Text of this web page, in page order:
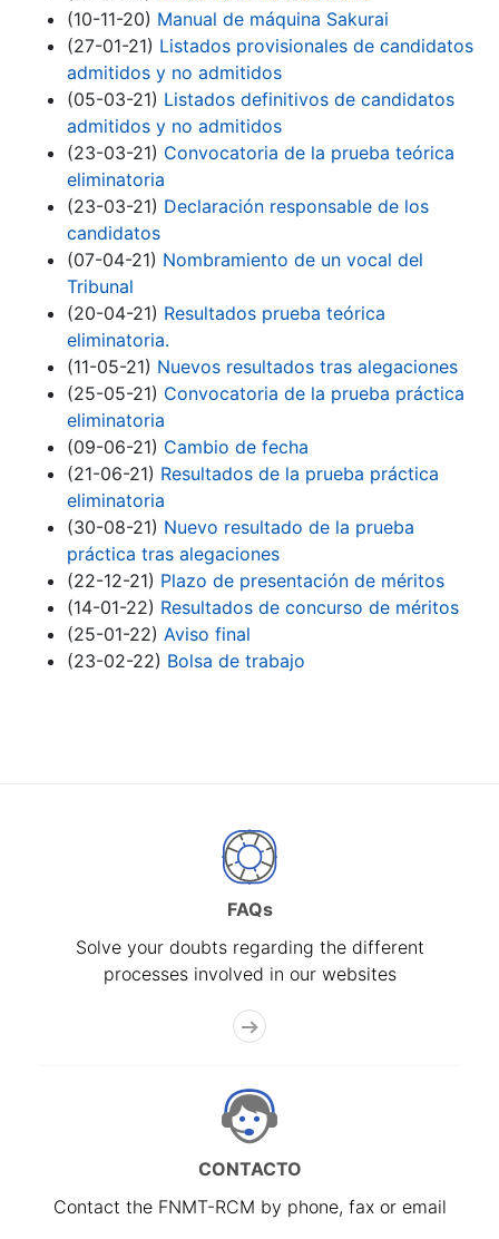
Show/Hide
(10-11-20) Manual de máquina Sakurai
(27-01-21) Listados provisionales de candidatos
admitidos y no admitidos
(05-03-21) Listados definitivos de candidatos
admitidos y no admitidos
(23-03-21) Convocatoria de la prueba teórica
eliminatoria
(23-03-21) Declaración responsable de los
candidatos
(07-04-21) Nombramiento de un vocal del
Tribunal
(20-04-21) Resultados prueba teórica
eliminatoria.
(11-05-21) Nuevos resultados tras alegaciones
(25-05-21) Convocatoria de la prueba práctica
eliminatoria
(09-06-21) Cambio de fecha
(21-06-21) Resultados de la prueba práctica
eliminatoria
(30-08-21) Nuevo resultado de la prueba
práctica tras alegaciones
(22-12-21) Plazo de presentación de méritos
(14-01-22) Resultados de concurso de méritos
(25-01-22) Aviso final
(23-02-22) Bolsa de trabajo
FAQs
Solve your doubts regarding the different
processes involved in our websites
CONTACTO
Contact the FNMT-RCM by phone, fax or email